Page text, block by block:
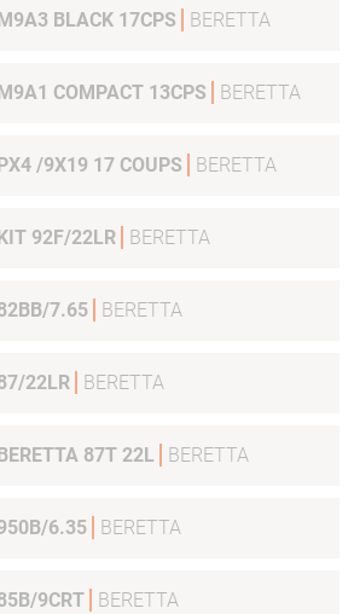
BLACK 17CPS BERETTA
COMPACT 13CPS BERETTA
/9X19 17 COUPS BERETTA
92F/22LR BERETTA
7.65 BERETTA
22LR BERETTA
87T 22L BERETTA
6.35 BERETTA
9CRT BERETTA